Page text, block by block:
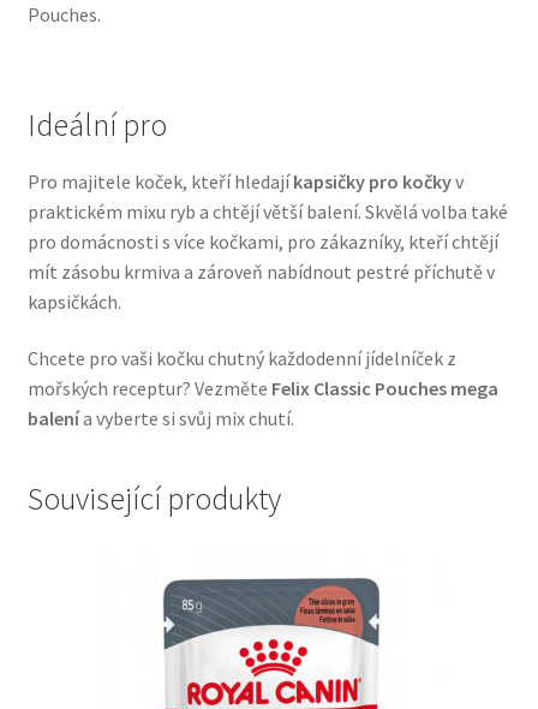
Vodítka a obojky
Pouches.
Ideální pro
Pro majitele koček, kteří hledajíkapsičky pro kočkyv
praktickém mixu ryb a chtějí větší balení. Skvělá volba také
pro domácnosti s více kočkami, pro zákazníky, kteří chtějí
mít zásobu krmiva a zároveň nabídnout pestré příchutě v
kapsičkách.
Chcete pro vaši kočku chutný každodenní jídelníček z
mořských receptur? Vezměte Felix Classic Pouches mega
balenía vyberte si svůj mix chutí.
Související produkty